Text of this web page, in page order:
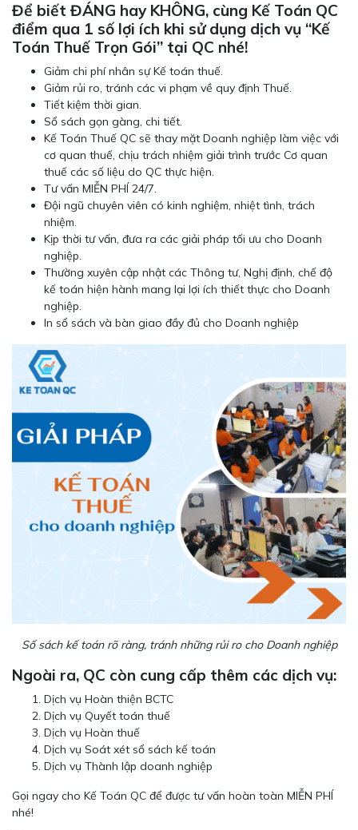
Để biết ĐÁNG hay KHÔNG, cùng Kế Toán QC
điểm qua 1 số lợi ích khi sử dụng dịch vụ “Kế
Toán Thuế Trọn Gói” tại QC nhé!
Giảm chi phí nhân sự Kế toán thuế.
Giảm rủi ro, tránh các vi phạm về quy định Thuế.
Tiết kiệm thời gian.
Sổ sách gọn gàng, chi tiết.
Kế Toán Thuế QC sẽ thay mặt Doanh nghiệp làm việc với
cơ quan thuế, chịu trách nhiệm giải trình trước Cơ quan
thuế các số liệu do QC thực hiện.
Tư vấn MIỄN PHÍ 24/7.
Đội ngũ chuyên viên có kinh nghiệm, nhiệt tình, trách
nhiệm.
Kịp thời tư vấn, đưa ra các giải pháp tối ưu cho Doanh
nghiệp.
Thường xuyên cập nhật các Thông tư, Nghị định, chế độ
kế toán hiện hành mang lại lợi ích thiết thực cho Doanh
nghiệp.
In sổ sách và bàn giao đầy đủ cho Doanh nghiệp
Số sách kế toán rõ ràng, tránh những rủi ro cho Doanh nghiệp
Ngoài ra, QC còn cung cấp thêm các dịch vụ:
Dịch vụ Hoàn thiện BCTC
Dịch vụ Quyết toán thuế
Dịch vụ Hoàn thuế
Dịch vụ Soát xét sổ sách kế toán
Dịch vụ Thành lập doanh nghiệp
Gọi ngay cho Kế Toán QC để được tư vấn hoàn toàn MIỄN PHÍ
nhé!